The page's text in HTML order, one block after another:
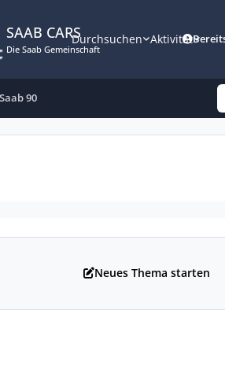
SAAB CARS
Die Saab Gemeinschaft
Durchsuchen Aktivität
90
Neues Thema starten